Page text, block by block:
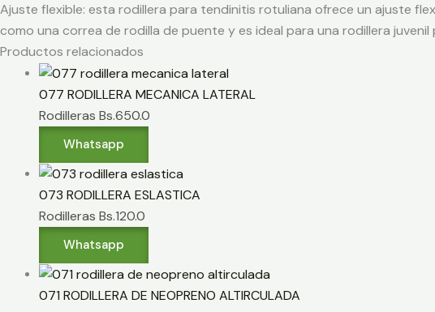
Ajuste flexible: esta rodillera para tendinitis rotuliana ofrece un ajuste
como una correa de rodilla de puente y es ideal para una rodillera
Productos relacionados
077 RODILLERA MECANICA LATERAL
Rodilleras Bs.650.0
Whatsapp
073 RODILLERA ESLASTICA
Rodilleras Bs.120.0
Whatsapp
071 RODILLERA DE NEOPRENO ALTIRCULADA